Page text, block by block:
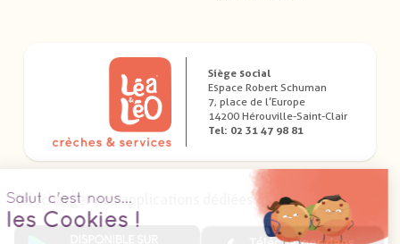
Siège social
Espace Robert Schuman
7, place de l’Europe
14200 Hérouville-Saint-Clair
Tel: 02 31 47 98 81
Télécharger nos applications dédiées